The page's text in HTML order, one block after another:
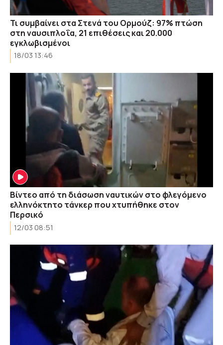
Τι συμβαίνει στα Στενά του Ορμούζ: 97% πτώση
στη ναυσιπλοΐα, 21 επιθέσεις και 20.000
εγκλωβισμένοι
18/03 13:46
Βίντεο από τη διάσωση ναυτικών στο φλεγόμενο
ελληνόκτητο τάνκερ που χτυπήθηκε στον
Περσικό
12/03 08:51